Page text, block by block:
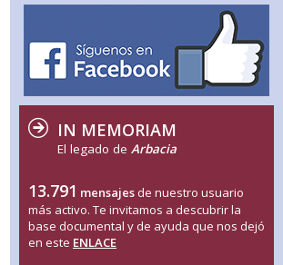
IN MEMORIAM
El legado de Arbacia
13.791 mensajes de nuestro usuario
más activo. Te invitamos a descubrir la
base documental y de ayuda que nos dejó
en este ENLACE